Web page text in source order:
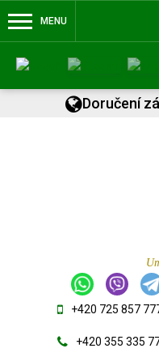
MENU
Doručení
+420 725 857
+420 355 335